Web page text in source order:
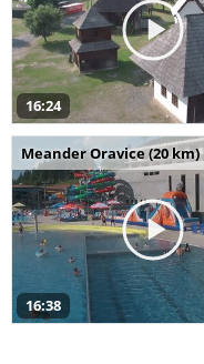
16:24
Meander Oravice (20 km)
16:38